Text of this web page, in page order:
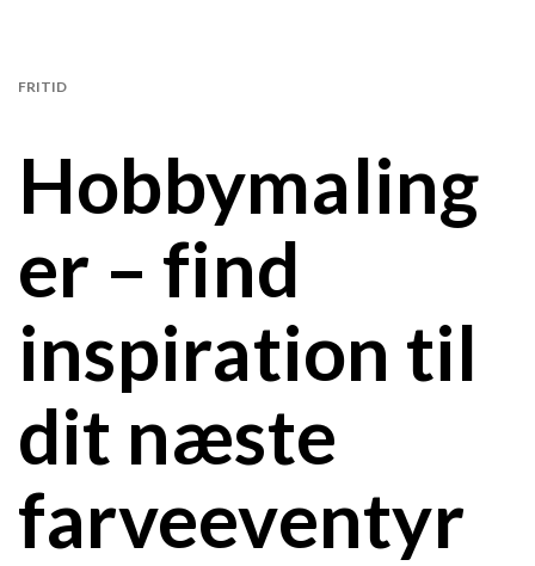
Hobbymaling
er – find
inspiration til
dit næste
farveeventyr
FRITID